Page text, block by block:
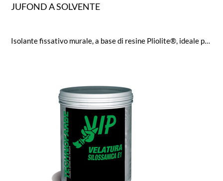
JUFOND A SOLVENTE
Isolante fissativo murale, a base di resine Pliolite®, ideale per superfici murali vecchie e nuove con buon potere